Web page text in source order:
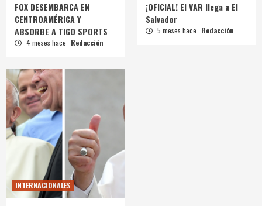
FOX DESEMBARCA EN
CENTROAMÉRICA Y
ABSORBE A TIGO SPORTS
4 meses hace Redacción
¡OFICIAL! El VAR llega a El
Salvador
5 meses hace Redacción
INTERNACIONALES